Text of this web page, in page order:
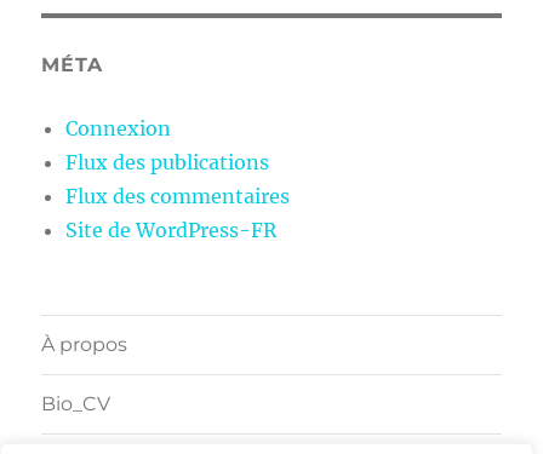
MÉTA
Connexion
Flux des publications
Flux des commentaires
Site de WordPress-FR
À propos
Bio_CV